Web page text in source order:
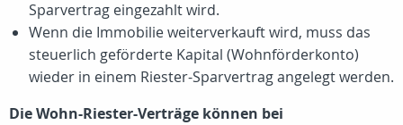
Sparvertrag eingezahlt wird.
Wenn die Immobilie weiterverkauft wird, muss das
steuerlich geförderte Kapital (Wohnförderkonto)
wieder in einem Riester-Sparvertrag angelegt werden.
Die Wohn-Riester-Verträge können bei